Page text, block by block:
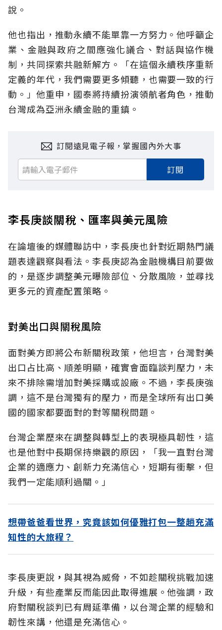
說。
他也指出，推動永續不能單靠一方努力。他呼籲企
業、金融與政府之間應強化議合、對話與協作機
制，共同探索共融新解方。「在這個永續秩序重新
定義的年代，我們需要更多傾聽，也需要一致的行
動。」他重申，國泰將持續扮演領航者角色，推動
台灣成為亞洲永續金融的重鎮。
訂閱遠見電子報，掌握國內外大事
訂閱
李長庚談關稅、匯率與美元風險
在論壇後的媒體聯訪中，李長庚也針對近期熱門議
題表達觀察與看法。李長庚認為金融機構目前要做
的，是逐步調整美元曝險部位、分散風險，並尋找
更多元的資產配置策略。
對美出口與關稅風險
面對美方即將公布新關稅政策，他坦言，台灣對美
出口占比高、順差明顯，確實會面臨談判壓力，未
來不排除需增加對美採購或設廠。不過，李長庚強
調，這不是台灣獨有的壓力，而是全球所有出口美
國的國家都要面對的對等關稅問題。
台灣企業歷來在調整與轉型上的表現極具韌性，這
也是他對中長期保持樂觀的原因，「我一直對台灣
企業的適應力、創新力充滿信心，短期有衝擊，但
我們一定能順利過關。」
想帶爸爸看世界，究竟該如何優雅打包一整趟充滿
知性的大旅程？
李長庚更說 ，與其視為威脅，不如趁關稅挑戰加速
升級，有些產業反而能因此取得進展。他強調，政
府對關稅談判已有周延準備，以台灣企業的經驗和
韌性來講，他還是充滿信心。